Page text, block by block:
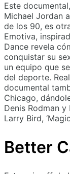
Este
Michael Jordan
de los 90, es
Emotiva,
Dance revela
conquistar su
un equipo que
del deporte.
documental
Chicago,
Denis Rodman
Larry Bird,
Better